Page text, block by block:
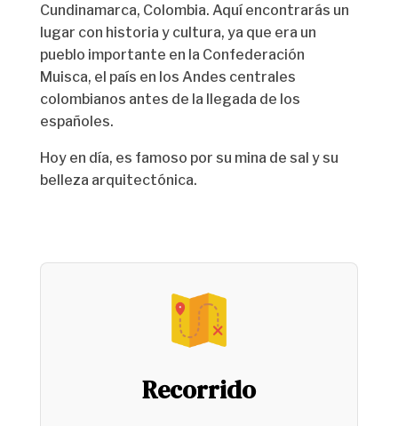
Cundinamarca, Colombia. Aquí encontrarás un
lugar con historia y cultura, ya que era un
pueblo importante en la Confederación
Muisca, el país en los Andes centrales
colombianos antes de la llegada de los
españoles.
Hoy en día, es famoso por su mina de sal y su
belleza arquitectónica.
Recorrido